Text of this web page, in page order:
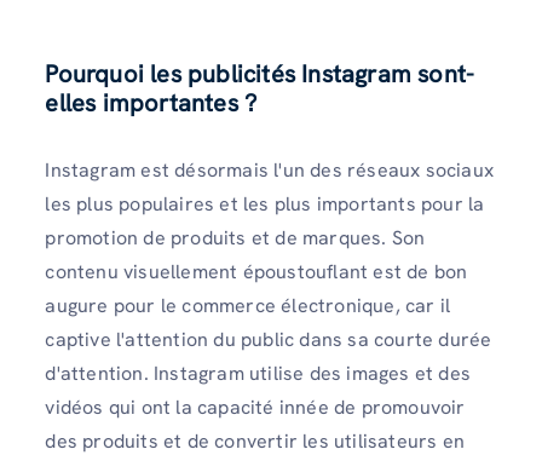
Pourquoi les publicités Instagram sont-
elles importantes ?
Instagram est désormais l'un des réseaux sociaux
les plus populaires et les plus importants pour la
promotion de produits et de marques. Son
contenu visuellement époustouflant est de bon
augure pour le commerce électronique, car il
captive l'attention du public dans sa courte durée
d'attention. Instagram utilise des images et des
vidéos qui ont la capacité innée de promouvoir
des produits et de convertir les utilisateurs en